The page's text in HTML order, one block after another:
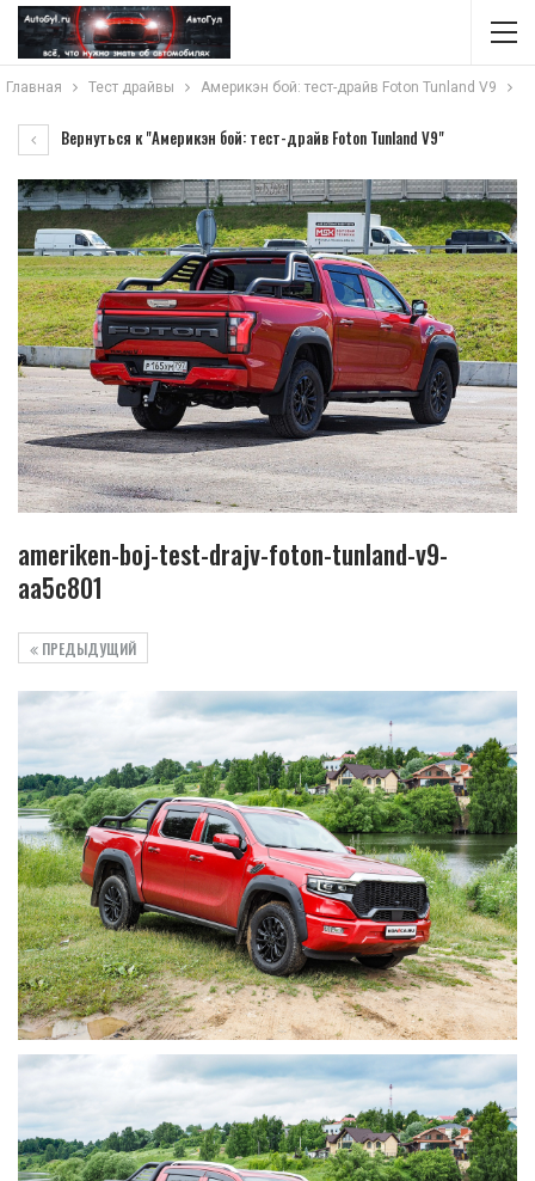
Главная Тест драйвы Америкэн бой: тест-драйв Foton Tunland V9
Вернуться к "Америкэн бой: тест-драйв Foton Tunland V9"
ameriken-boj-test-drajv-foton-tunland-v9-
aa5c801
ПРЕДЫДУЩИЙ